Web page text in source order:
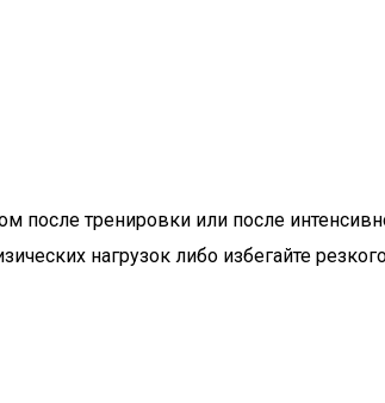
после тренировки или после
нагрузок либо избегайте